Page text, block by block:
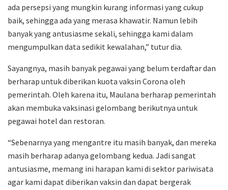
ada persepsi yang mungkin kurang informasi yang cukup
baik, sehingga ada yang merasa khawatir. Namun lebih
banyak yang antusiasme sekali, sehingga kami dalam
mengumpulkan data sedikit kewalahan,” tutur dia.
Sayangnya, masih banyak pegawai yang belum terdaftar dan
berharap untuk diberikan kuota vaksin Corona oleh
pemerintah. Oleh karena itu, Maulana berharap pemerintah
akan membuka vaksinasi gelombang berikutnya untuk
pegawai hotel dan restoran.
“Sebenarnya yang mengantre itu masih banyak, dan mereka
masih berharap adanya gelombang kedua. Jadi sangat
antusiasme, memang ini harapan kami di sektor pariwisata
agar kami dapat diberikan vaksin dan dapat bergerak